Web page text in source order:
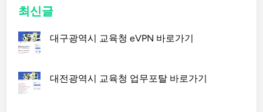
최신글
대구광역시 교육청 eVPN 바로가기
대전광역시 교육청 업무포탈 바로가기